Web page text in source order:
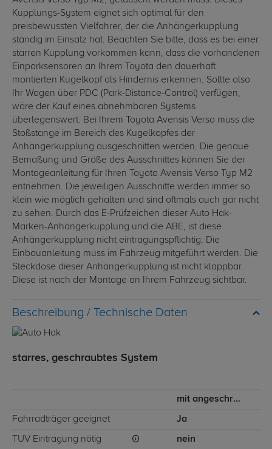
Kupplungs-System eignet sich optimal für den
preisbewussten Vielfahrer, der die Anhängerkupplung
ständig im Einsatz hat. Beachten Sie bitte, dass es bei einer
starren Kupplung vorkommen kann, dass die vorhandenen
Einparksensoren an Ihrem Toyota den dauerhaft
montierten Kugelkopf als Hindernis erkennen. Sollte also
Ihr Wagen über PDC (Park-Distance-Control) verfügen,
wäre der Kauf eines abnehmbaren Systems
überlegenswert. Bei Ihrem Toyota Avensis Verso muss die
Stoßstange im Bereich des Kugelkopfes der
Anhängerkupplung ausgeschnitten werden. Die genaue
Bemaßung und Größe des Ausschnittes können Sie der
Montageanleitung für Ihren Toyota Avensis Verso Typ M2
entnehmen. Die jeweiligen Ausschnitte werden immer so
klein wie möglich gehalten und sind oftmals auch gar nicht
zu sehen. Durch das E-Prüfzeichen dieser Auto Hak-
Marken-Anhängerkupplung und die ABE, ist diese
Anhängerkupplung nicht eintragungspflichtig. Die
Einbauanleitung muss im Fahrzeug mitgeführt werden. Die
Steckdose dieser Anhängerkupplung ist nicht klappbar.
Diese ist nach der Montage an Ihrem Fahrzeug sichtbar.
Technische Daten
starres, geschraubtes System
mit angeschraubtem Kugelkopf
Fahrradträger geeignet Ja
TÜV Eintragung nötig nein